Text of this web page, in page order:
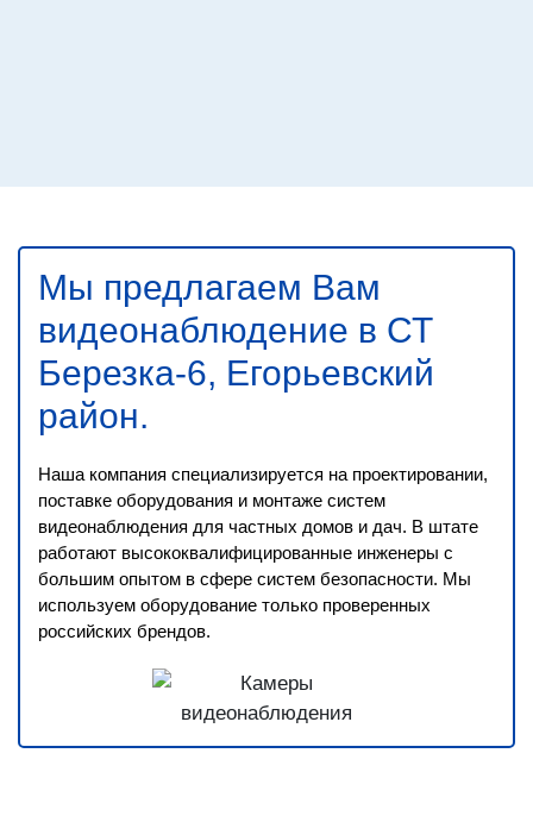
Мы предлагаем Вам
видеонаблюдение в СТ
Березка-6, Егорьевский
район.
Наша компания специализируется на проектировании,
поставке оборудования и монтаже систем
видеонаблюдения для частных домов и дач. В штате
работают высококвалифицированные инженеры с
большим опытом в сфере систем безопасности. Мы
используем оборудование только проверенных
российских брендов.